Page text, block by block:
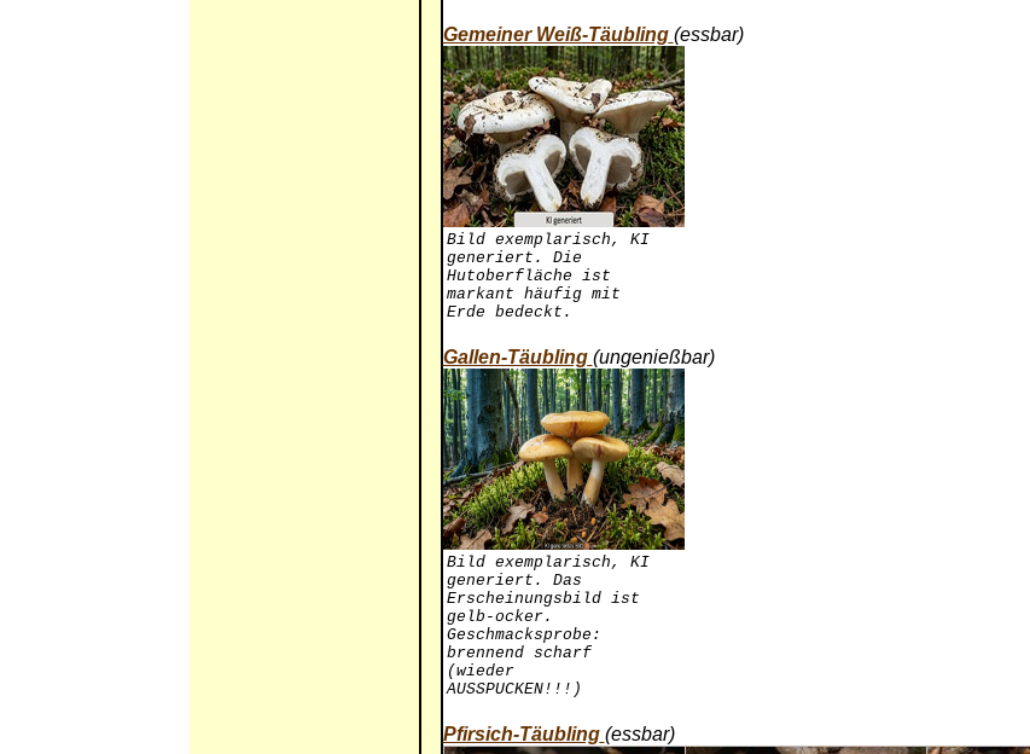
Gemeiner Weiß-Täubling (essbar)
Bild exemplarisch, KI
generiert. Die
Hutoberfläche ist
markant häufig mit
Erde bedeckt.
Gallen-Täubling (ungenießbar)
Bild exemplarisch, KI
generiert. Das
Erscheinungsbild ist
gelb-ocker.
Geschmacksprobe:
brennend scharf
(wieder
AUSSPUCKEN!!!)
Pfirsich-Täubling (essbar)